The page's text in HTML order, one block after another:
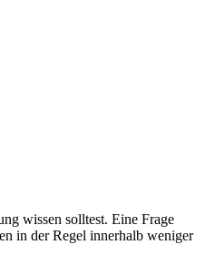
wissen solltest. Eine Frage
in der Regel innerhalb weniger